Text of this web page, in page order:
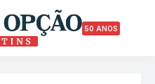
50 ANOS